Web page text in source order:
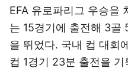
EFA 유로파리그 우승을
는 15경기에 출전해 3골
을 뛰었다. 국내 컵 대회
컵 1경기 23분 출전을 기